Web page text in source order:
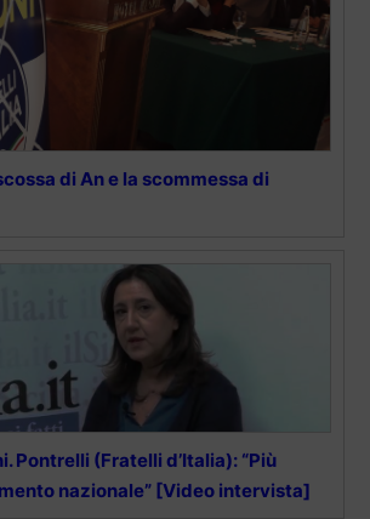
di An e la scommessa di
Pontrelli (Fratelli d’Italia): “Più
nazionale” [Video intervista]